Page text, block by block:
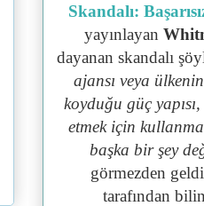
Skandalı:
yayınlayan
dayanan skandalı
ajansı veya
koyduğu güç
etmek için
başka bir şey
görmezden
tarafından